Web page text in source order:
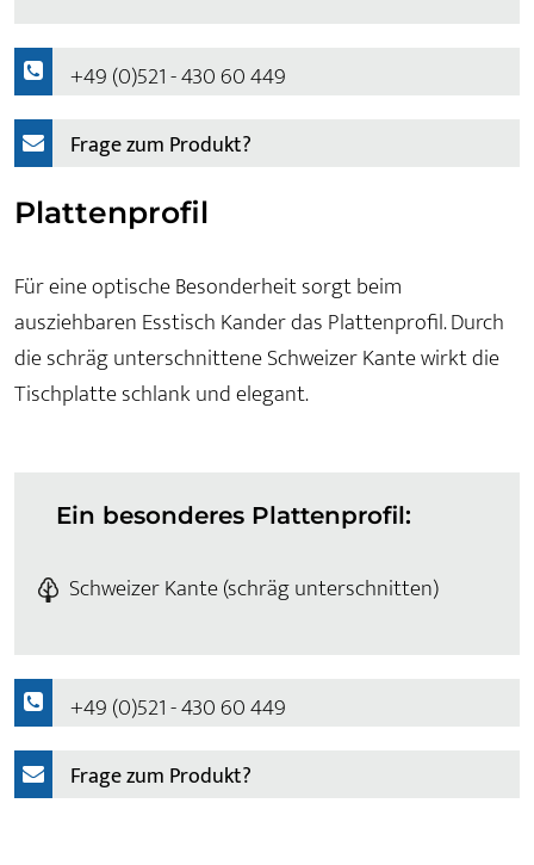
+49 (0)521 - 430 60 449
Frage zum Produkt?
Plattenprofil
Für eine optische Besonderheit sorgt beim
ausziehbaren Esstisch Kander das Plattenprofil. Durch
die schräg unterschnittene Schweizer Kante wirkt die
Tischplatte schlank und elegant.
Ein besonderes Plattenprofil:
Schweizer Kante (schräg unterschnitten)
+49 (0)521 - 430 60 449
Frage zum Produkt?